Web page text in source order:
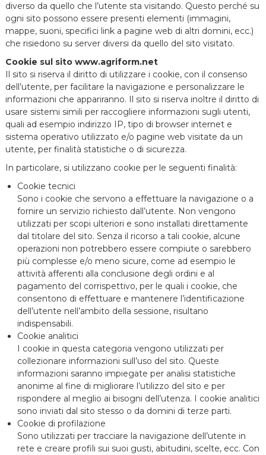
diverso da quello che l’utente sta visitando. Questo perché su
ogni sito possono essere presenti elementi (immagini,
mappe, suoni, specifici link a pagine web di altri domini, ecc.)
che risiedono su server diversi da quello del sito visitato.
Cookie sul sito www.agriform.net
Il sito si riserva il diritto di utilizzare i cookie, con il consenso
dell’utente, per facilitare la navigazione e personalizzare le
informazioni che appariranno. Il sito si riserva inoltre il diritto di
usare sistemi simili per raccogliere informazioni sugli utenti,
quali ad esempio indirizzo IP, tipo di browser internet e
sistema operativo utilizzato e/o pagine web visitate da un
utente, per finalità statistiche o di sicurezza.
In particolare, si utilizzano cookie per le seguenti finalità:
Cookie tecnici
Sono i cookie che servono a effettuare la navigazione o a
fornire un servizio richiesto dall’utente. Non vengono
utilizzati per scopi ulteriori e sono installati direttamente
dal titolare del sito. Senza il ricorso a tali cookie, alcune
operazioni non potrebbero essere compiute o sarebbero
più complesse e/o meno sicure, come ad esempio le
attività afferenti alla conclusione degli ordini e al
pagamento del corrispettivo, per le quali i cookie, che
consentono di effettuare e mantenere l’identificazione
dell’utente nell’ambito della sessione, risultano
indispensabili.
Cookie analitici
I cookie in questa categoria vengono utilizzati per
collezionare informazioni sull’uso del sito. Queste
informazioni saranno impiegate per analisi statistiche
anonime al fine di migliorare l’utilizzo del sito e per
rispondere al meglio ai bisogni dell’utenza. I cookie analitici
sono inviati dal sito stesso o da domini di terze parti.
Cookie di profilazione
Sono utilizzati per tracciare la navigazione dell’utente in
rete e creare profili sui suoi gusti, abitudini, scelte, ecc. Con